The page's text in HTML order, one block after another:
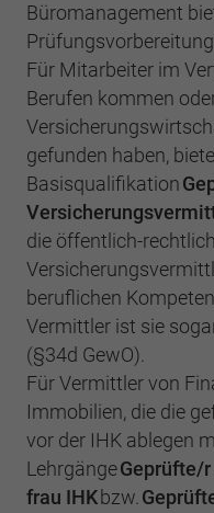
Büromanagement
Für Mitarbeiter im
Berufen kommen
gefunden haben,
Basisqualifikation
die öffentlich-
beruflichen
Vermittler ist sie
(§34d GewO).
Für Vermittler von
Immobilien, die die
vor der IHK ablegen
LehrgängeGeprüfte/
frau IHKbzw.
Laufzeit
Anbieter Google
Zweck
wird, um